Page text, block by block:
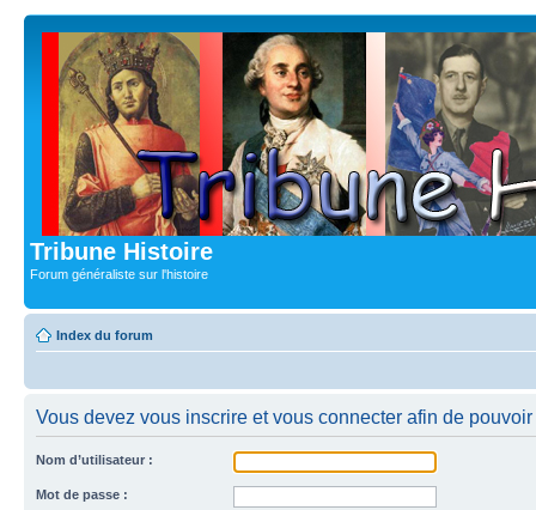
Tribune Histoire
Forum généraliste sur l'histoire
Index du forum
Vous devez vous inscrire et vous connecter afin de
Nom d’utilisateur :
Mot de passe :